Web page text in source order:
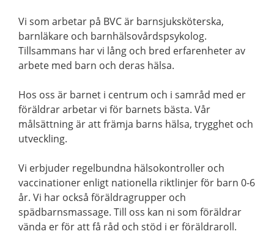
Vi som arbetar på BVC är barnsjuksköterska,
barnläkare och barnhälsovårdspsykolog.
Tillsammans har vi lång och bred erfarenheter av
arbete med barn och deras hälsa.
Hos oss är barnet i centrum och i samråd med er
föräldrar arbetar vi för barnets bästa. Vår
målsättning är att främja barns hälsa, trygghet och
utveckling.
Vi erbjuder regelbundna hälsokontroller och
vaccinationer enligt nationella riktlinjer för barn 0-6
år. Vi har också föräldragrupper och
spädbarnsmassage. Till oss kan ni som föräldrar
vända er för att få råd och stöd i er föräldraroll.